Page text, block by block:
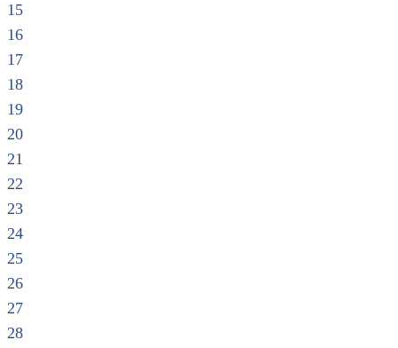
15
16
17
18
19
20
21
22
23
24
25
26
27
28